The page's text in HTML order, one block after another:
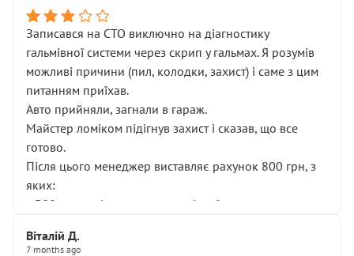
Записався на СТО виключно на діагностику
гальмівної системи через скрип у гальмах. Я розумів
можливі причини (пил, колодки, захист) і саме з цим
питанням приїхав.
Авто прийняли, загнали в гараж.
Майстер ломіком підігнув захист і сказав, що все
готово.
Після цього менеджер виставляє рахунок 800 грн, з
яких:
• 300 грн — діагностика гальмівної системи
НЕ погоджував
Віталій Д.
7 months ago